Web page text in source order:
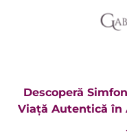
Descoperă
Viață Autentică în